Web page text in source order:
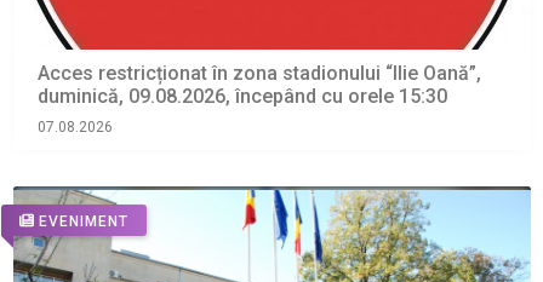
Acces restricționat în zona stadionului “Ilie Oană”,
duminică, 09.08.2026, începând cu orele 15:30
07.08.2026
EVENIMENT